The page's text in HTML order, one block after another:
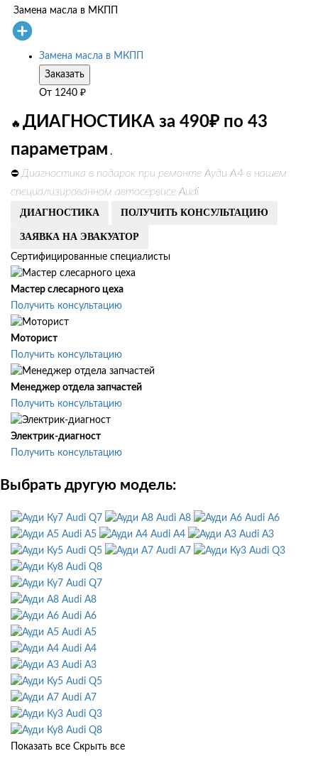
Замена масла в МКПП
Замена масла в МКПП
Заказать
От 1240 ₽
🔥 ДИАГНОСТИКА за 490₽ по 43
параметрам .
⛔ Диагностика в подарок при ремонте Ауди А4 в нашем
специализированном автосервисе Audi
ДИАГНОСТИКА ПОЛУЧИТЬ КОНСУЛЬТАЦИЮ
ЗАЯВКА НА ЭВАКУАТОР
Сертифицированные специалисты
Мастер слесарного цеха
Получить консультацию
Моторист
Получить консультацию
Менеджер отдела запчастей
Получить консультацию
Электрик-диагност
Получить консультацию
Выбрать другую модель:
Audi Q7 Audi A8
Audi A6
Audi A5
Audi A4
Audi A3
Audi Q5
Audi A7
Audi Q3
Audi Q8
Audi Q7
Audi A8
Audi A6
Audi A5
Audi A4
Audi A3
Audi Q5
Audi A7
Audi Q3
Audi Q8
Показать все Скрыть все